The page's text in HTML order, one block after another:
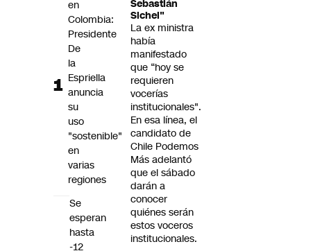
Sebastián
Sichel"
La ex ministra
había
manifestado
que “hoy se
requieren
vocerías
institucionales".
En esa línea, el
candidato de
Chile Podemos
Más adelantó
que el sábado
darán a
conocer
quiénes serán
estos voceros
institucionales.
en
Colombia:
Presidente
De
la
Espriella
anuncia
su
uso
"sostenible"
en
varias
regiones
Se
esperan
hasta
-12